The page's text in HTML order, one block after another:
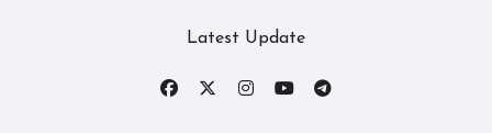
Latest Update